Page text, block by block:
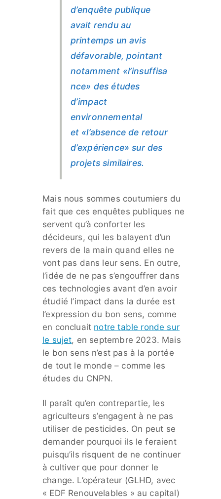
d’enquête publique
avait rendu au
printemps un avis
défavorable, pointant
notamment «l’insuffisa
nce» des études
d’impact
environnemental
et «l’absence de retour
d’expérience» sur des
projets similaires.
Mais nous sommes coutumiers du
fait que ces enquêtes publiques ne
servent qu’à conforter les
décideurs, qui les balayent d’un
revers de la main quand elles ne
vont pas dans leur sens. En outre,
l’idée de ne pas s’engouffrer dans
ces technologies avant d’en avoir
étudié l’impact dans la durée est
l’expression du bon sens, comme
en concluait notre table ronde sur
le sujet, en septembre 2023. Mais
le bon sens n’est pas à la portée
de tout le monde – comme les
études du CNPN.
Il paraît qu’en contrepartie, les
agriculteurs s’engagent à ne pas
utiliser de pesticides. On peut se
demander pourquoi ils le feraient
puisqu’ils risquent de ne continuer
à cultiver que pour donner le
change. L’opérateur (GLHD, avec
« EDF Renouvelables » au capital)